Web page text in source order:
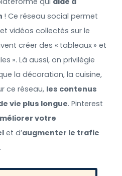
! Ce réseau social permet
vidéos collectés sur le
créer des « tableaux » et
». Là aussi, on privilégie
la décoration, la cuisine,
ce réseau, les contenus
vie plus longue. Pinterest
votre
et d’augmenter le trafic